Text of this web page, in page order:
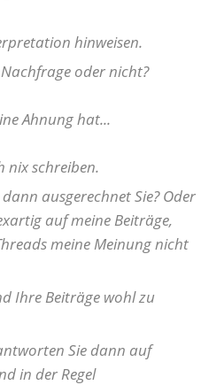
hinweisen.
Nachfrage oder nicht?
Ahnung hat...
nix schreiben.
ausgerechnet Sie? Oder
auf meine Beiträge,
meine Meinung nicht
Ihre Beiträge wohl zu
Sie dann auf
in der Regel